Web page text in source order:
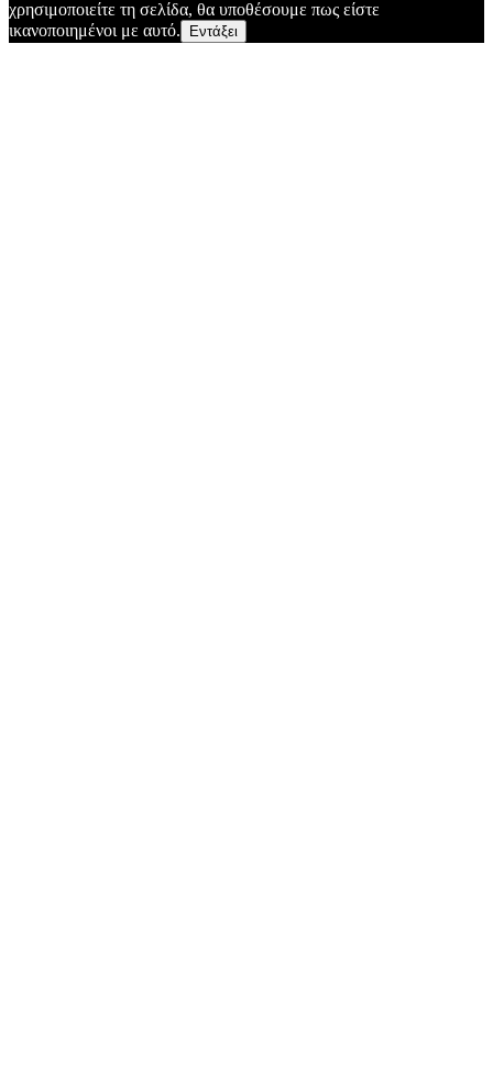
χρησιμοποιείτε τη σελίδα, θα υποθέσουμε πως είστε
ικανοποιημένοι με αυτό.
Εντάξει